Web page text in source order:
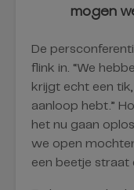
mogen
De
flink in. “We
krijgt echt een
aanloop hebt.”
het nu gaan
we open
een beetje straat